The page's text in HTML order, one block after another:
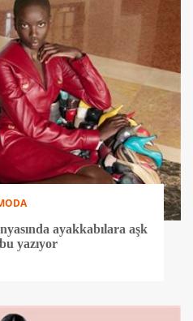
ayakkabılara aşk
yazıyor